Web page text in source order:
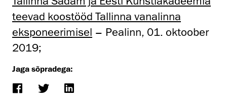
teevad koostööd Tallinna vanalinna
eksponeerimisel – Pealinn, 01. oktoober
2019;
Jaga sõpradega: